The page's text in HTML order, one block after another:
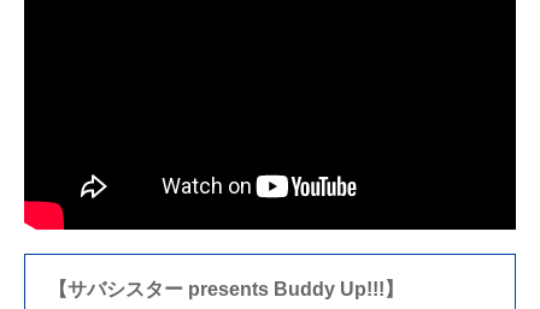
【サバシスター presents Buddy Up!!!】